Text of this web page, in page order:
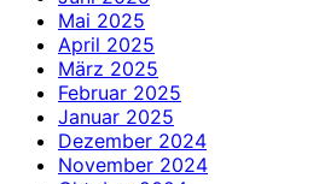
Mai 2025
April 2025
März 2025
Februar 2025
Januar 2025
Dezember 2024
November 2024